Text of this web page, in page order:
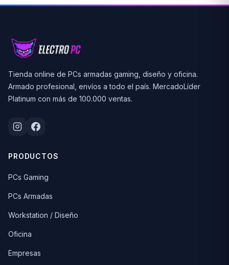
Tienda online de PCs armadas gaming, diseño y oficina.
Armado profesional, envíos a todo el país. MercadoLíder
Platinum con más de 100.000 ventas.
PRODUCTOS
PCs Gaming
PCs Armadas
Workstation / Diseño
Oficina
Empresas